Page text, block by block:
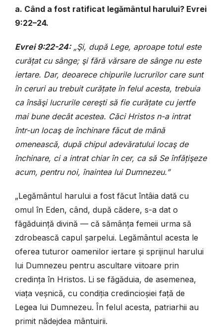
a. Când a fost ratificat legământul harului? Evrei
9:22–24.
Evrei 9:22-24:„Şi, după Lege, aproape totul este
curățat cu sânge; şi fără vărsare de sânge nu este
iertare. Dar, deoarece chipurile lucrurilor care sunt
în ceruri au trebuit curățate în felul acesta, trebuia
ca însăşi lucrurile cereşti să fie curățate cu jertfe
mai bune decât acestea. Căci Hristos n-a intrat
într-un locaş de închinare făcut de mână
omenească, după chipul adevăratului locaş de
închinare, ci a intrat chiar în cer, ca să Se înfățişeze
acum, pentru noi, înaintea lui Dumnezeu.”
„Legământul harului a fost făcut întâia dată cu
omul în Eden, când, după cădere, s-a dat o
făgăduință divină — că sămânța femeii urma să
zdrobească capul șarpelui. Legământul acesta le
oferea tuturor oamenilor iertare și sprijinul harului
lui Dumnezeu pentru ascultare viitoare prin
credința în Hristos. Li se făgăduia, de asemenea,
viața veșnică, cu condiția credincioșiei față de
Legea lui Dumnezeu. În felul acesta, patriarhii au
primit nădejdea mântuirii.